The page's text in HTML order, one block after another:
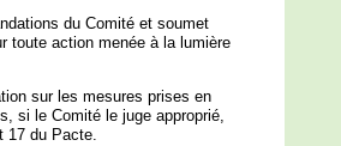
du Comité et soumet
toute action menée à la lumière
sur les mesures prises en
si le Comité le juge approprié,
17 du Pacte.